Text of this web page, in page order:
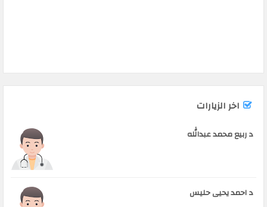
اخر الزيارات
د ربيع محمد عبدالله
د احمد يحيى حليس